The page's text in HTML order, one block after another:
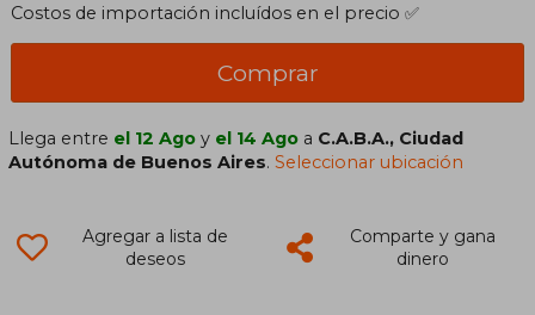
Costos de importación incluídos en el precio ✅
Comprar
Llega entre el 12 Ago y el 14 Ago a C.A.B.A., Ciudad
Autónoma de Buenos Aires.Seleccionar ubicación
Agregar a lista de
deseos
Comparte y gana
dinero